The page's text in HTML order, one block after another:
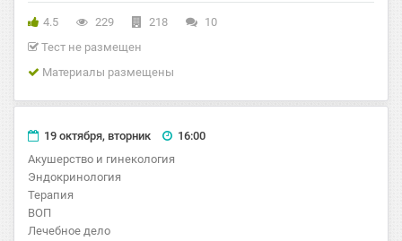
4.5 229 218
10
Тест не размещен
Материалы размещены
19 октября, вторник
16:00
Акушерство и гинекология
Эндокринология
Терапия
ВОП
Лечебное дело